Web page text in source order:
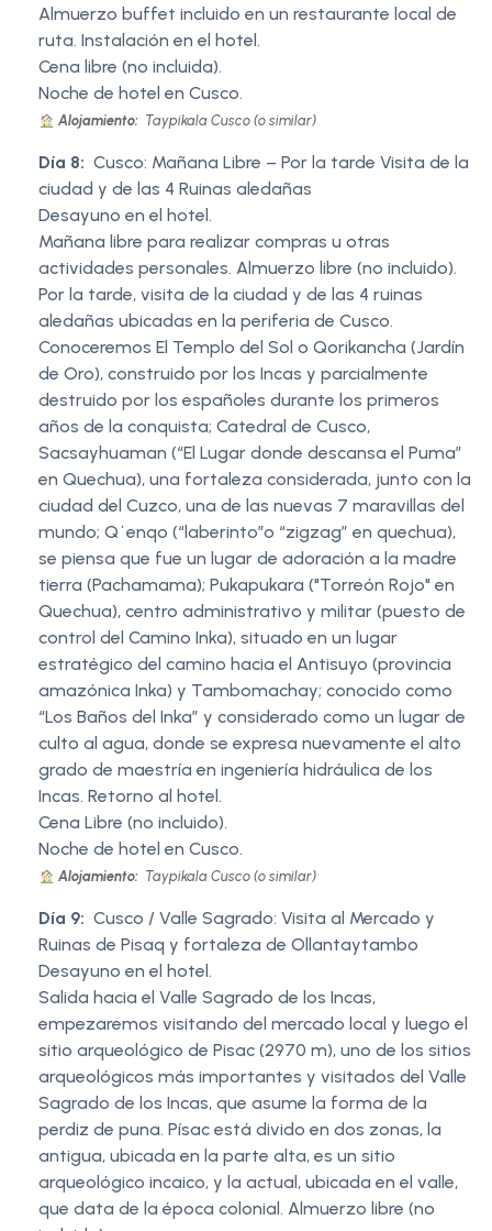
Almuerzo buffet incluido en un restaurante local de
ruta. Instalación en el hotel.
Cena libre (no incluida).
Noche de hotel en Cusco.
Alojamiento: Taypikala Cusco (o similar)
Día 8: Cusco: Mañana Libre – Por la tarde Visita de la
ciudad y de las 4 Ruinas aledañas
Desayuno en el hotel.
Mañana libre para realizar compras u otras
actividades personales. Almuerzo libre (no incluido).
Por la tarde, visita de la ciudad y de las 4 ruinas
aledañas ubicadas en la periferia de Cusco.
Conoceremos El Templo del Sol o Qorikancha (Jardín
de Oro), construido por los Incas y parcialmente
destruido por los españoles durante los primeros
años de la conquista; Catedral de Cusco,
Sacsayhuaman (“El Lugar donde descansa el Puma”
en Quechua), una fortaleza considerada, junto con la
ciudad del Cuzco, una de las nuevas 7 maravillas del
mundo; Q´enqo (“laberinto”o “zigzag” en quechua),
se piensa que fue un lugar de adoración a la madre
tierra (Pachamama); Pukapukara ("Torreón Rojo" en
Quechua), centro administrativo y militar (puesto de
control del Camino Inka), situado en un lugar
estratégico del camino hacia el Antisuyo (provincia
amazónica Inka) y Tambomachay; conocido como
“Los Baños del Inka” y considerado como un lugar de
culto al agua, donde se expresa nuevamente el alto
grado de maestría en ingeniería hidráulica de los
Incas. Retorno al hotel.
Cena Libre (no incluido).
Noche de hotel en Cusco.
Alojamiento: Taypikala Cusco (o similar)
Día 9: Cusco / Valle Sagrado: Visita al Mercado y
Ruinas de Pisaq y fortaleza de Ollantaytambo
Desayuno en el hotel.
Salida hacia el Valle Sagrado de los Incas,
empezaremos visitando del mercado local y luego el
sitio arqueológico de Pisac (2970 m), uno de los sitios
arqueológicos más importantes y visitados del Valle
Sagrado de los Incas, que asume la forma de la
perdiz de puna. Písac está divido en dos zonas, la
antigua, ubicada en la parte alta, es un sitio
arqueológico incaico, y la actual, ubicada en el valle,
que data de la época colonial. Almuerzo libre (no